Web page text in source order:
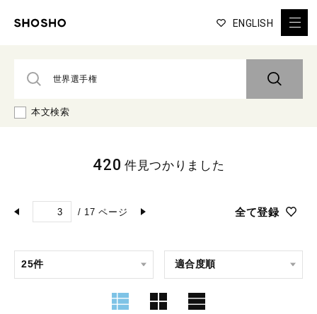
ENGLISH
本文検索
/ 17 ページ 全て登録
420 件見つかりました